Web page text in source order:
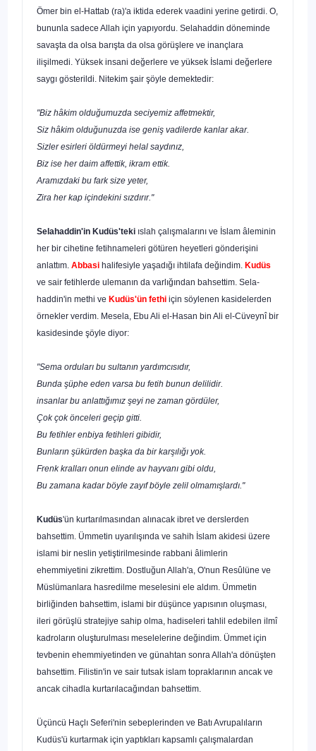
Ömer bin el-Hattab (ra)'a iktida ederek vaadini yerine getirdi. O,
bununla sadece Allah için yapıyordu. Selahaddin döneminde
savaşta da olsa barışta da olsa görüşlere ve inançlara
ilişilmedi. Yüksek insani değerlere ve yüksek İslami değerlere
saygı gösterildi. Nitekim şair şöyle de­mektedir:
"Biz hâkim olduğumuzda seciyemiz affetmektir,
Siz hâkim olduğunuzda ise geniş vadilerde kanlar akar.
Sizler esirleri öldürmeyi helal saydınız,
Biz ise her daim affettik, ikram ettik.
Aramızdaki bu fark size yeter,
Zira her kap içindekini sızdırır."
Selahaddin'in Kudüs'teki ıslah çalışmalarını ve İslam âleminin
her bir cihetine fetihnameleri götüren heyetleri gönderişini
anlattım. Abbasi halifesiyle yaşadığı ih­tilafa değindim. Kudüs
ve sair fetihlerde ulemanın da varlığından bahsettim. Sela­
haddin'in methi ve Kudüs'ün fethi için söylenen kasidelerden
örnekler verdim. Me­sela, Ebu Ali el-Hasan bin Ali el-Cüveynî bir
kasidesinde şöyle diyor:
"Sema orduları bu sultanın yardımcısıdır,
Bunda şüphe eden varsa bu fetih bunun delilidir.
insanlar bu anlattığımız şeyi ne zaman gördüler,
Çok çok önceleri geçip gitti.
Bu fetihler enbiya fetihleri gibidir,
Bunların şükürden başka da bir karşılığı yok.
Frenk kralları onun elinde av hayvanı gibi oldu,
Bu zamana kadar böyle zayıf böyle zelil olmamışlardı."
Kudüs'ün kurtarılmasından alınacak ibret ve derslerden
bahsettim. Ümmetin uyarılışında ve sahih İslam akidesi üzere
islami bir neslin yetiştirilmesinde rabbani âlimlerin
ehemmiyetini zikrettim. Dostluğun Allah'a, O'nun Resûlüne ve
Müslü­manlara hasredilme meselesini ele aldım. Ümmetin
birliğinden bahsettim, islami bir düşünce yapısının oluşması,
ileri görüşlü stratejiye sahip olma, hadiseleri tahlil edebilen ilmî
kadroların oluşturulması meselelerine değindim. Ümmet için
tevbenin ehemmiyetinden ve günahtan sonra Allah'a dönüşten
bahsettim. Filistin'in ve sair tutsak islam topraklarının ancak ve
ancak cihadla kurtarılacağından bahsettim.
Üçüncü Haçlı Seferi'nin sebeplerinden ve Batı Avrupalıların
Kudüs'ü kurtar­mak için yaptıkları kapsamlı çalışmalardan